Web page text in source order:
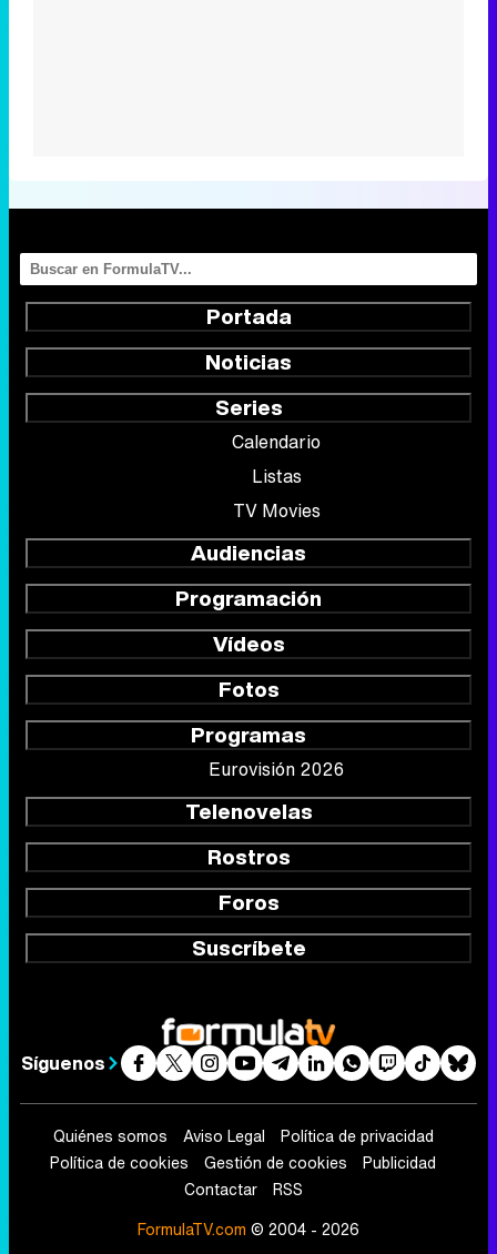
Portada
Noticias
Series
Calendario
Listas
TV Movies
Audiencias
Programación
Vídeos
Fotos
Programas
Eurovisión 2026
Telenovelas
Rostros
Foros
Suscríbete
Síguenos
Quiénes somos Aviso Legal
Política de privacidad
Política de cookies
Gestión de cookies
Publicidad
Contactar
RSS
FormulaTV.com © 2004 - 2026